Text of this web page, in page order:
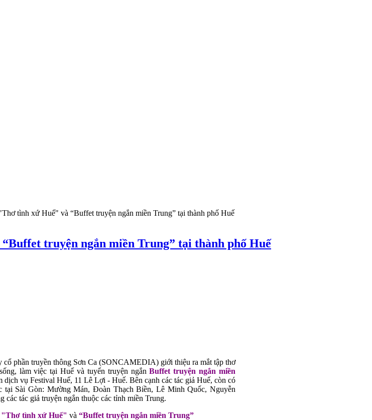
tình xứ Huế" và “Buffet truyện ngắn miền Trung” tại thành phố Huế
truyện ngắn miền Trung” tại thành phố Huế
phần truyền thông Sơn Ca (SONCAMEDIA) giới thiệu ra mắt tập thơ
làm việc tại Huế và tuyển truyện ngắnBuffet truyện ngắn miền
vụ Festival Huế, 11 Lê Lợi - Huế. Bên cạnh các tác giả Huế, còn có
tại Sài Gòn: Mường Mán, Đoàn Thạch Biền, Lê Minh Quốc, Nguyễn
tác giả truyện ngắn thuộc các tỉnh miền Trung.
"Thơ tình xứ Huế" và “Buffet truyện ngắn miền Trung”